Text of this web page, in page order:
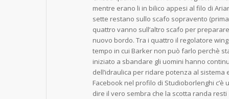
mentre erano li in bilico appesi al filo di
sette restano sullo scafo sopravento
quattro vanno sull’altro scafo per
nuovo bordo. Tra i quattro il regolatore
tempo in cui Barker non può farlo perchè
iniziato a sbandare gli uomini hanno
dell’idraulica per ridare potenza al sistema
Facebook nel profilo di Studioborlenghi
dire il vero sembra che la scotta randa